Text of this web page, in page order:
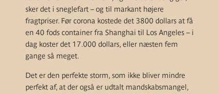
sker det i sneglefart – og til markant højere
fragtpriser. Før corona kostede det 3800 dollars at få
en 40 fods container fra Shanghai til Los Angeles – i
dag koster det 17.000 dollars, eller næsten fem
gange så meget.
Det er den perfekte storm, som ikke bliver mindre
perfekt af, at der også er udtalt mandskabsmangel,